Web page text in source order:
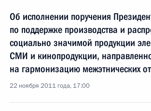
Об исполнении поручения
по поддержке производства и
социально значимой продукции
СМИ и кинопродукции,
на гармонизацию межэтнических
22 ноября 2011 года, 17:00